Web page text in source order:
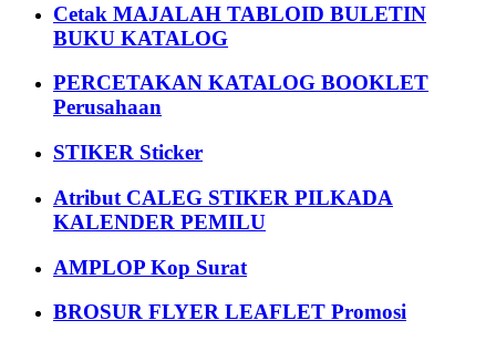
Cetak MAJALAH TABLOID BULETIN
BUKU KATALOG
PERCETAKAN KATALOG BOOKLET
Perusahaan
STIKER Sticker
Atribut CALEG STIKER PILKADA
KALENDER PEMILU
AMPLOP Kop Surat
BROSUR FLYER LEAFLET Promosi